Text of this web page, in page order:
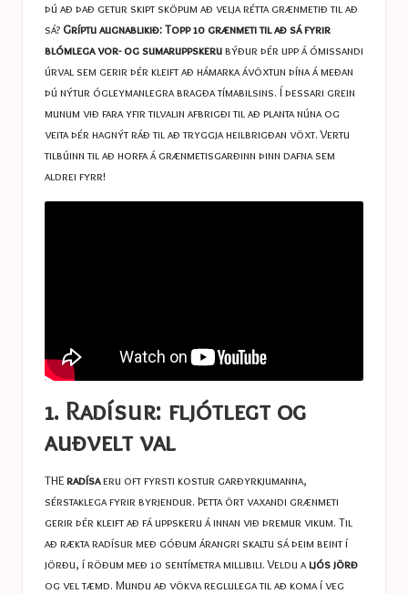
þú að það getur skipt sköpum að velja rétta grænmetið til að
sá? Gríptu augnablikið: Topp 10 grænmeti til að sá fyrir
blómlega vor- og sumaruppskerubýður þér upp á ómissandi
úrval sem gerir þér kleift að hámarka ávöxtun þína á meðan
þú nýtur ógleymanlegra bragða tímabilsins. Í þessari grein
munum við fara yfir tilvalin afbrigði til að planta núna og
veita þér hagnýt ráð til að tryggja heilbrigðan vöxt. Vertu
tilbúinn til að horfa á grænmetisgarðinn þinn dafna sem
aldrei fyrr!
1. Radísur: fljótlegt og
auðvelt val
THEradísaeru oft fyrsti kostur garðyrkjumanna,
sérstaklega fyrir byrjendur. Þetta ört vaxandi grænmeti
gerir þér kleift að fá uppskeru á innan við þremur vikum. Til
að rækta radísur með góðum árangri skaltu sá þeim beint í
jörðu, í röðum með 10 sentímetra millibili. Veldu aljós jörð
og vel tæmd. Mundu að vökva reglulega til að koma í veg